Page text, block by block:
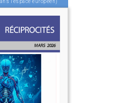
l'espace européen)